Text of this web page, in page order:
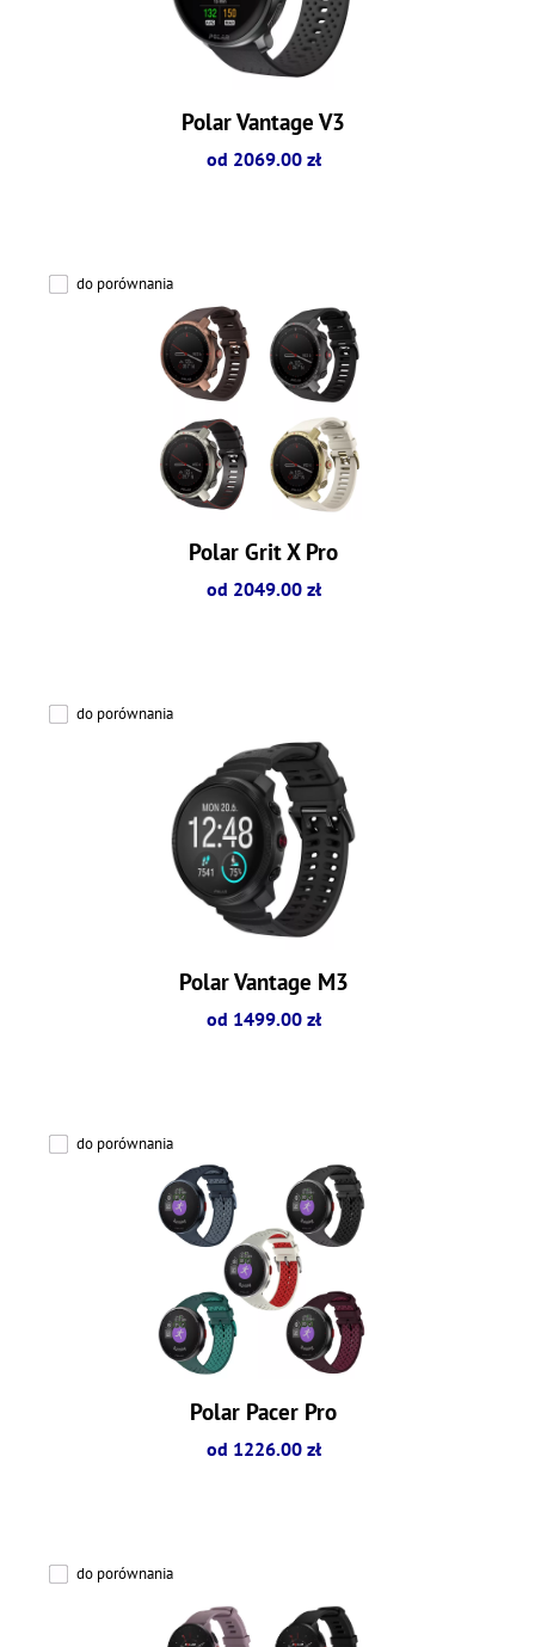
Polar Vantage V3
od 2069.00 zł
do porównania
Polar Grit X Pro
od 2049.00 zł
do porównania
Polar Vantage M3
od 1499.00 zł
do porównania
Polar Pacer Pro
od 1226.00 zł
do porównania